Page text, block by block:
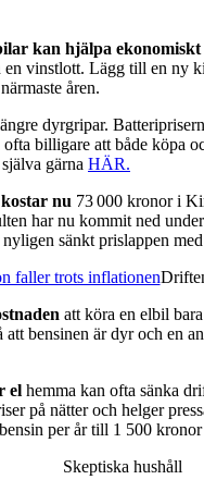
kan hjälpa ekonomiskt
en vinstlott. Lägg till en ny
åren.
dyrgripar.
ofta billigare att både köpa
gärna HÄR.
nu 73 000 kronor i
har nu kommit ned
sänkt prislappen
att köra en elbil
bensinen är dyr och en
el hemma kan ofta sänka
på nätter och helger
per år till 1 500
Skeptiska hushåll